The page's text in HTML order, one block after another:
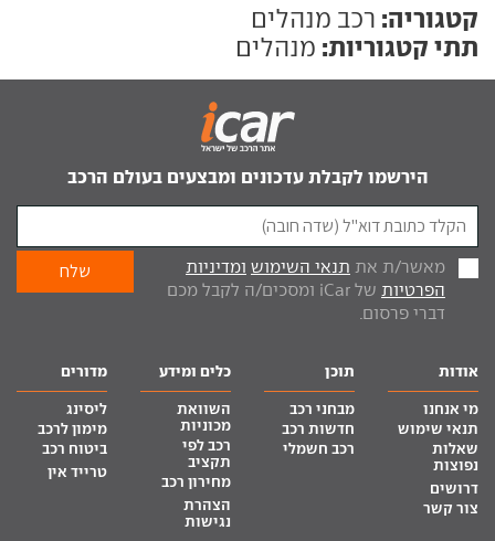
קטגוריה: רכב מנהלים
תתי קטגוריות: מנהלים
הירשמו לקבלת עדכונים ומבצעים בעולם הרכב
מאשר/ת את תנאי השימוש ומדיניות
הפרטיות
של iCar ומסכים/ה לקבל מכם
דברי פרסום.
אודות
מי אנחנו
תנאי שימוש
שאלות
נפוצות
דרושים
צור קשר
תוכן
מבחני רכב
חדשות רכב
רכב חשמלי
כלים ומידע
השוואת
מכוניות
רכב לפי
תקציב
מחירון רכב
הצהרת
נגישות
מדורים
ליסינג
מימון לרכב
ביטוח רכב
טרייד אין